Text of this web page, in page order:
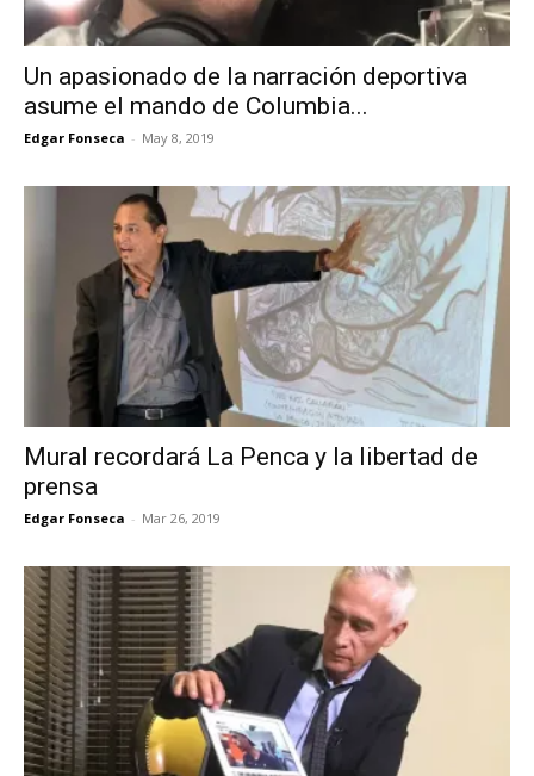
Un apasionado de la narración deportiva
asume el mando de Columbia...
Edgar Fonseca - May 8, 2019
Mural recordará La Penca y la libertad de
prensa
Edgar Fonseca - Mar 26, 2019